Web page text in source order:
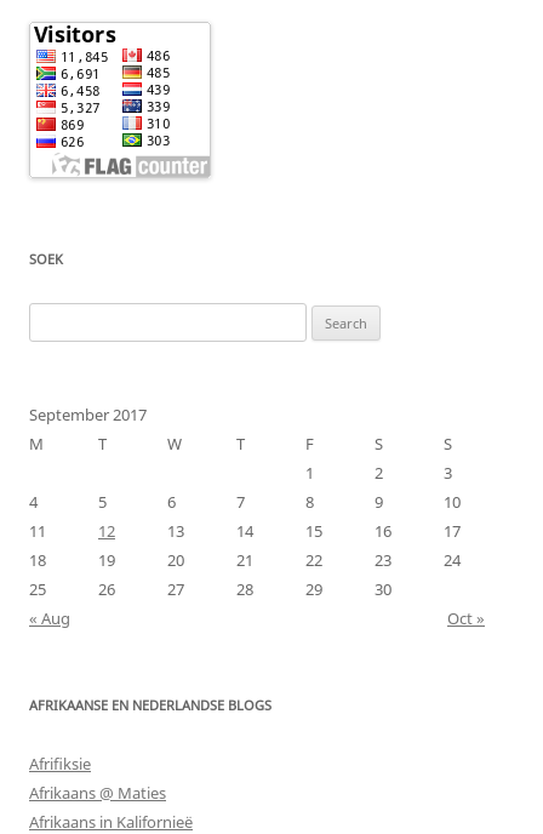
SOEK
for:
September 2017
M
T W T F S
S
1
2
3
4
5 6 7 8 9
10
11
12 13 14 15 16
17
18
19 20 21 22 23
24
25
26 27 28 29
30
« Aug
Oct »
AFRIKAANSE EN NEDERLANDSE BLOGS
Afrifiksie
Afrikaans @ Maties
Afrikaans in Kalifornieë